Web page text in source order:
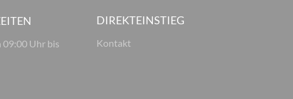
09:00 Uhr bis
DIREKTEINSTIEG
Kontakt